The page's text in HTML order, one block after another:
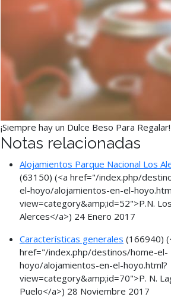
¡Siempre hay un Dulce Beso Para Regalar!
Notas relacionadas
Alojamientos Parque Nacional Los
(63150) (<a href="/index.php/
el-hoyo/alojamientos-en-el-
view=category&amp;id=52">P.N. Los
Alerces</a>) 24 Enero 2017
Características generales (166940)
href="/index.php/destinos/home-el-
hoyo/alojamientos-en-el-hoyo.html?
view=category&amp;id=70">P. N.
Puelo</a>) 28 Noviembre 2017